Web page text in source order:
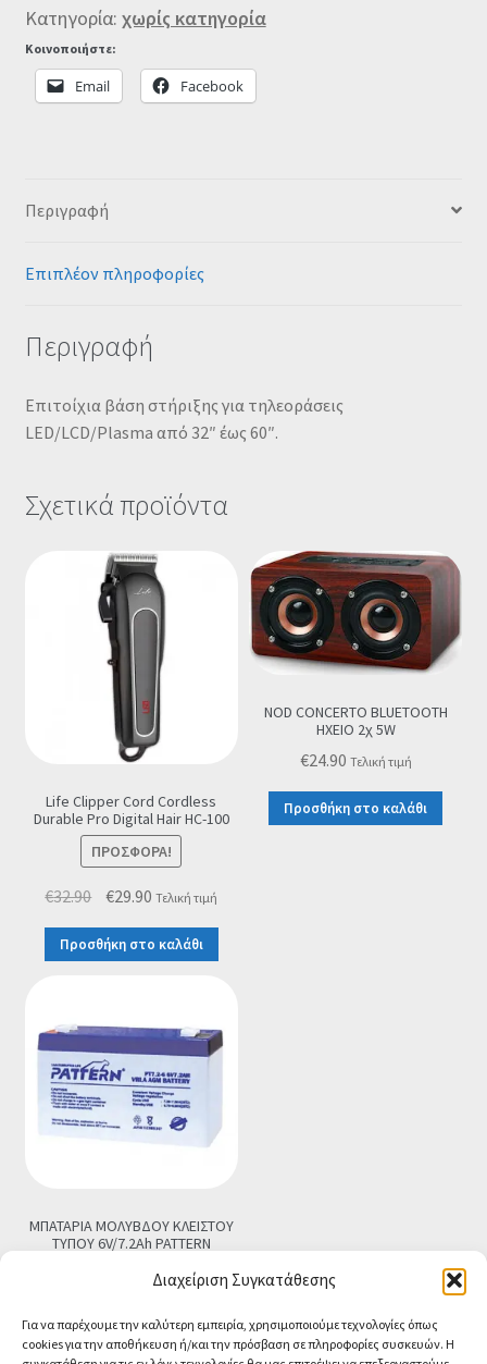
Διαχείριση Συγκατάθεσης
Για να παρέχουμε την καλύτερη εμπειρία, χρησιμοποιούμε τεχνολογίες όπως
cookies για την αποθήκευση ή/και την πρόσβαση σε πληροφορίες συσκευών. Η
Κατηγορία: χωρίς κατηγορία
Κοινοποιήστε:
Email Facebook
Περιγραφή
Επιπλέον πληροφορίες
Περιγραφή
Επιτοίχια βάση στήριξης για τηλεοράσεις
LED/LCD/Plasma από 32″ έως 60″.
Σχετικά προϊόντα
Life Clipper Cord Cordless
Durable Pro Digital Hair HC-100
ΠΡΟΣΦΟΡΆ!
€32.90 Original
price
was:
€29.90 Η
τρέχουσα
τιμή
Τελική τιμή
Προσθήκη στο καλάθι
NOD CONCERTO BLUETOOTH
ΗΧΕΙΟ 2χ 5W
€24.90 Τελική τιμή
Προσθήκη στο καλάθι
ΜΠΑΤΑΡΙΑ ΜΟΛΥΒΔΟΥ ΚΛΕΙΣΤΟΥ
ΤΥΠΟΥ 6V/7.2Ah PATTERN
Τελική τιμή
Προσθήκη στο καλάθι